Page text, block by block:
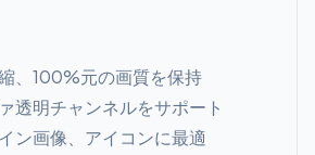
、100%元の画質を保持
透明チャンネルをサポート
ン画像、アイコンに最適